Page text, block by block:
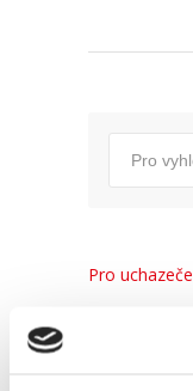
Pro uchazeče